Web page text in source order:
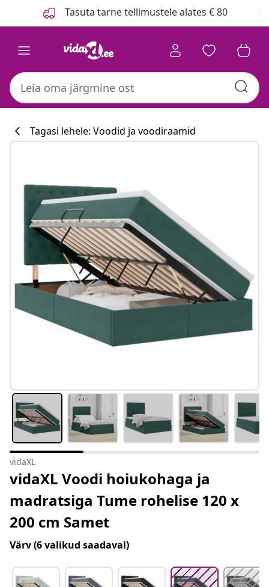
Tasuta tarne tellimustele alates € 80
#sharemevidaxl
Tagasi lehele: Voodid ja voodiraamid
vidaXL
vidaXL Voodi hoiukohaga ja
madratsiga Tume rohelise 120 x
200 cm Samet
Värv(6 valikud saadaval)